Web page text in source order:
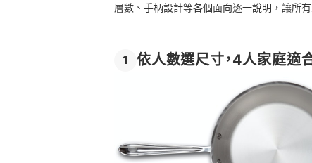
層數、手柄設計等各個面向逐一說明，讓所
1 依人數選尺寸，4人家庭適